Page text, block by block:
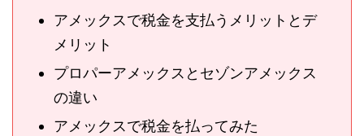
アメックスで税金を支払うメリットとデ
メリット
プロパーアメックスとセゾンアメックス
の違い
アメックスで税金を払ってみた